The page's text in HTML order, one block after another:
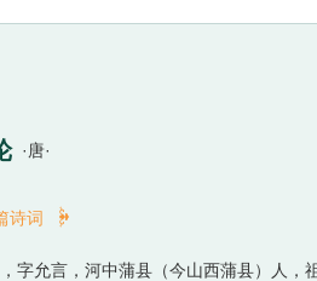
·唐·
诗词

字允言，河中蒲县（今山西蒲县）人，